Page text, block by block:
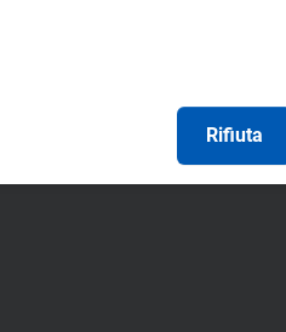
Rifiuta